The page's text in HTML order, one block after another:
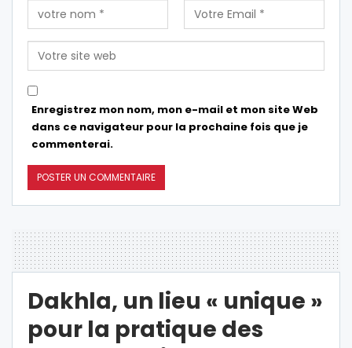
Enregistrez mon nom, mon e-mail et mon site Web
dans ce navigateur pour la prochaine fois que je
commenterai.
Dakhla, un lieu « unique »
pour la pratique des